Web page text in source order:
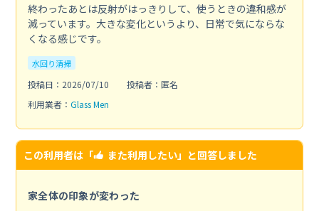
終わったあとは反射がはっきりして、使うときの違和感が
減っています。大きな変化というより、日常で気にならな
くなる感じです。
水回り清掃
投稿日：2026/07/10
投稿者：匿名
利用業者： Glass Men
この利用者は「 また利用したい」と回答しました
家全体の印象が変わった